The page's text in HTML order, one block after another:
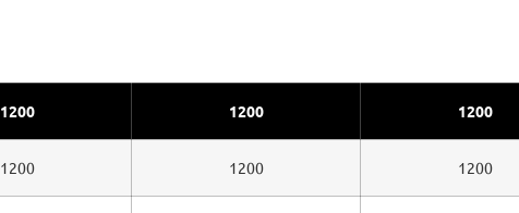
1200 1200 1200
1200 1200 1200